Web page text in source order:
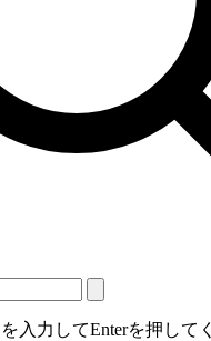
入力してEnterを押して